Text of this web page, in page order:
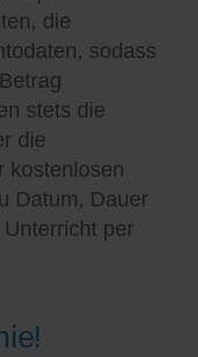
die
sodass
stets die
die
kostenlosen
Datum, Dauer
per